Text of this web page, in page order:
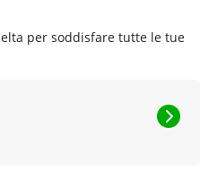
per soddisfare tutte le tue